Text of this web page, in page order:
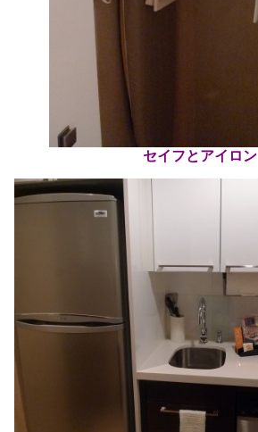
セイフとアイロン